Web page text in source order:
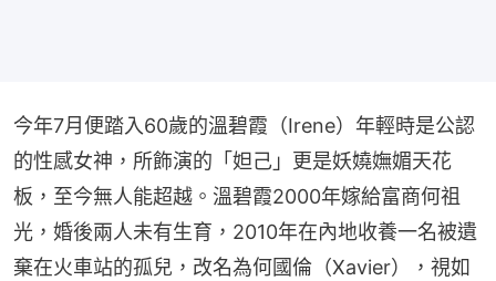
今年7月便踏入60歲的溫碧霞（Irene）年輕時是公認
的性感女神，所飾演的「妲己」更是妖嬈嫵媚天花
板，至今無人能超越。溫碧霞2000年嫁給富商何祖
光，婚後兩人未有生育，2010年在內地收養一名被遺
棄在火車站的孤兒，改名為何國倫（Xavier），視如